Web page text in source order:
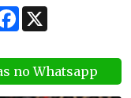
Facebook
no Whatsapp